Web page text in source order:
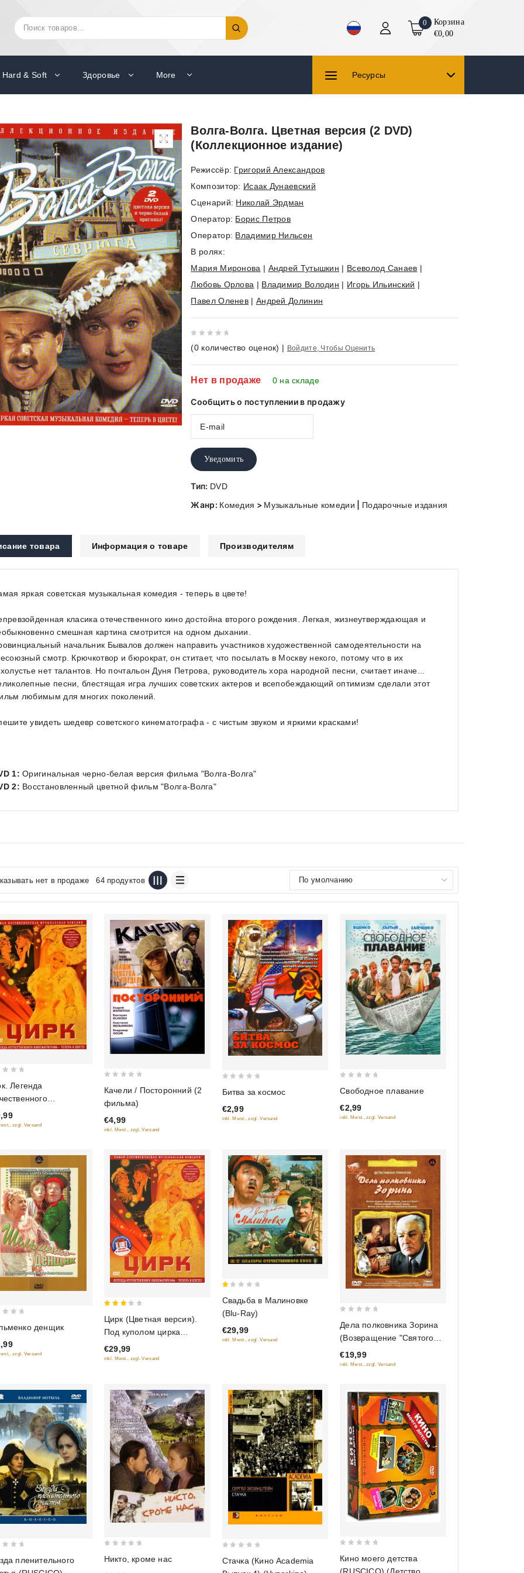
Искать: 0
Корзина
€0,00
Hard & Soft Здоровье More Ресурсы
Волга-Волга. Цветная версия (2 DVD)
(Коллекционное издание)
Режиссёр: Григорий Александров
Композитор: Исаак Дунаевский
Cценарий: Николай Эрдман
Оператор: Борис Петров
Оператор: Владимир Нильсен
В ролях:
Мария Миронова | Андрей Тутышкин | Всеволод Санаев |
Любовь Орлова | Владимир Володин | Игорь Ильинский |
Павел Оленев | Андрей Долинин
out
of
5
(0 количество оценок) | Войдите, Чтобы Оценить
Нет в продаже 0 на складе
Сообщить о поступлении в продажу
Уведомить
Тип: DVD
Жанр: Комедия > Музыкальные комедии Подарочные издания
товара Информация о товаре Производителям
яркая советская музыкальная комедия - теперь в цвете!
класика отечественного кино достойна второго рождения. Легкая, жизнеутверждающая и
смешная картина смотрится на одном дыхании.
начальник Бывалов должен направить участников художественной самодеятельности на
смотр. Крючкотвор и бюрократ, он ститает, что посылать в Москву некого, потому что в их
нет талантов. Но почтальон Дуня Петрова, руководитель хора народной песни, считает иначе...
песни, блестящая игра лучших советских актеров и всепобеждающий оптимизм сделали этот
любимым для многих поколений.
увидеть шедевр советского кинематографа - с чистым звуком и яркими красками!
1: Оригинальная черно-белая версия фильма "Волга-Волга"
2: Восстановленный цветной фильм "Волга-Волга"
нет в продаже 64 продуктов
Легенда
(Цветная
zzgl. Versand
of
5
Качели / Посторонний (2
фильма)
€4,99
inkl. Mwst., zzgl. Versand
of
5
Битва за космос
€2,99
inkl. Mwst., zzgl. Versand
of
5
Свободное плавание
€2,99
inkl. Mwst., zzgl. Versand
денщик
zzgl. Versand
out
of 5
Цирк (Цветная версия).
Под куполом цирка
(музыкальный фильм) (2
DVD)
€29,99
inkl. Mwst., zzgl. Versand
of
5
Свадьба в Малиновке
(Blu-Ray)
€29,99
inkl. Mwst., zzgl. Versand
out
of
5
Дела полковника Зорина
(Возвращение "Святого
Луки", Чёрный Принц,
Версия полковника
€19,99
inkl. Mwst., zzgl. Versand
пленительного
Никто, кроме нас
Стачка (Кино Academia
Кино моего детства